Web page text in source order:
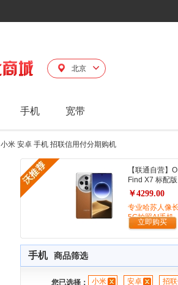
北京
手机 宽带
小米 安卓 手机 招联信用付分期购机
【联通自营】
Find X7 标配版
￥4299.00
专业哈苏人像
5G拍照AI手机
立即购买
手机 商品筛选
您已选择： 小米 安卓 招